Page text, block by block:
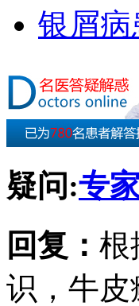
银屑
疑问:专
回复： 根
识，牛皮